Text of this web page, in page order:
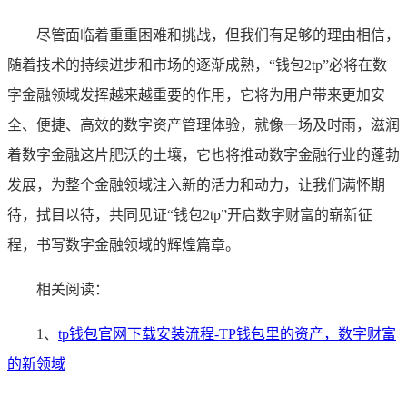
尽管面临着重重困难和挑战，但我们有足够的理由相信，
随着技术的持续进步和市场的逐渐成熟，“钱包2tp”必将在数
字金融领域发挥越来越重要的作用，它将为用户带来更加安
全、便捷、高效的数字资产管理体验，就像一场及时雨，滋润
着数字金融这片肥沃的土壤，它也将推动数字金融行业的蓬勃
发展，为整个金融领域注入新的活力和动力，让我们满怀期
待，拭目以待，共同见证“钱包2tp”开启数字财富的崭新征
程，书写数字金融领域的辉煌篇章。
相关阅读：
1、 tp钱包官网下载安装流程-TP钱包里的资产，数字财富
的新领域